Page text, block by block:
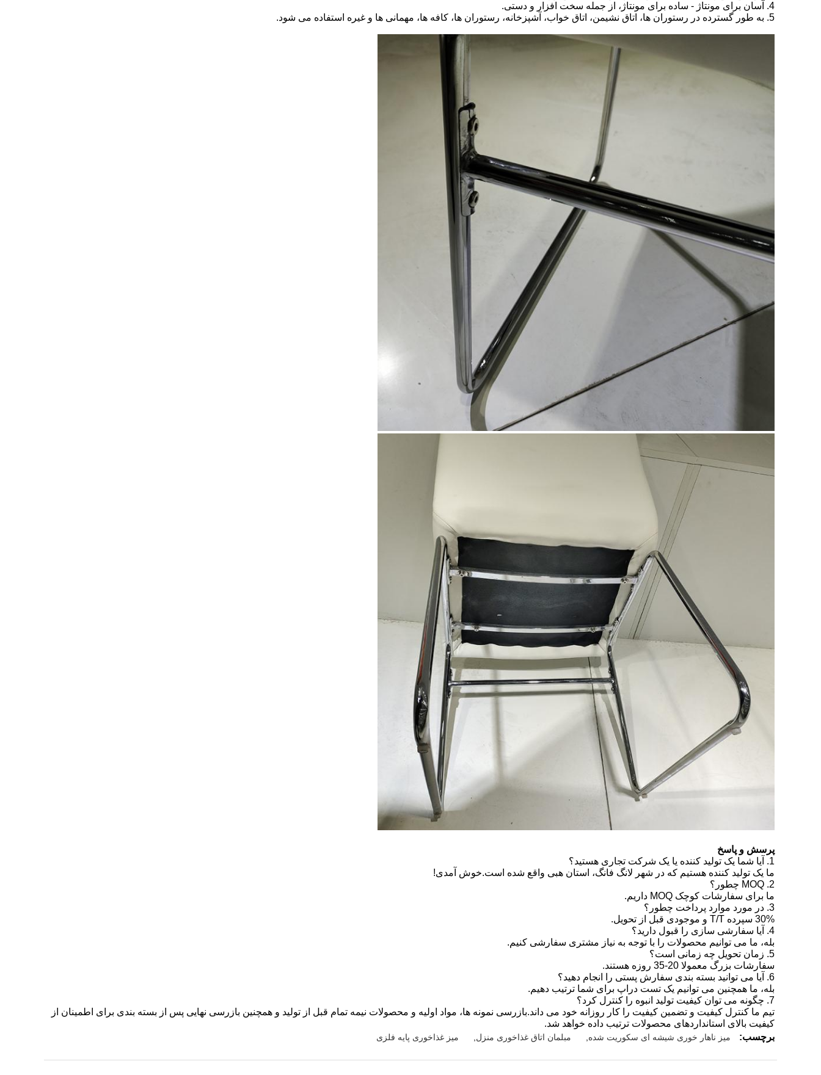
4. آسان برای مونتاژ - ساده برای مونتاژ، از جمله سخت افزار و دستی.
5. به طور گسترده در رستوران ها، اتاق نشیمن، اتاق خواب، آشپزخانه، رستوران ها، کافه ها، مهمانی ها و غیره استفاده می شود.
پرسش و پاسخ
1. آیا شما یک تولید کننده یا یک شرکت تجاری هستید؟
ما یک تولید کننده هستیم که در شهر لانگ فانگ، استان هبی واقع شده است.خوش آمدی!
2. MOQ چطور؟
ما برای سفارشات کوچک MOQ داریم.
3. در مورد موارد پرداخت چطور؟
30% سپرده T/T و موجودی قبل از تحویل.
4. آیا سفارشی سازی را قبول دارید؟
بله، ما می توانیم محصولات را با توجه به نیاز مشتری سفارشی کنیم.
5. زمان تحویل چه زمانی است؟
سفارشات بزرگ معمولا 20-35 روزه هستند.
6. آیا می توانید بسته بندی سفارش پستی را انجام دهید؟
بله، ما همچنین می توانیم یک تست دراپ برای شما ترتیب دهیم.
7. چگونه می توان کیفیت تولید انبوه را کنترل کرد؟
تیم ما کنترل کیفیت و تضمین کیفیت را کار روزانه خود می داند.بازرسی نمونه ها، مواد اولیه و محصولات نیمه تمام قبل از تولید و همچنین بازرسی نهایی پس از بسته بندی برای اطمینان از
کیفیت بالای استانداردهای محصولات ترتیب داده خواهد شد.
برچسب:
میز ناهار خوری شیشه ای سکوریت شده مبلمان اتاق غذاخوری منزل میز غذاخوری پایه فلزی